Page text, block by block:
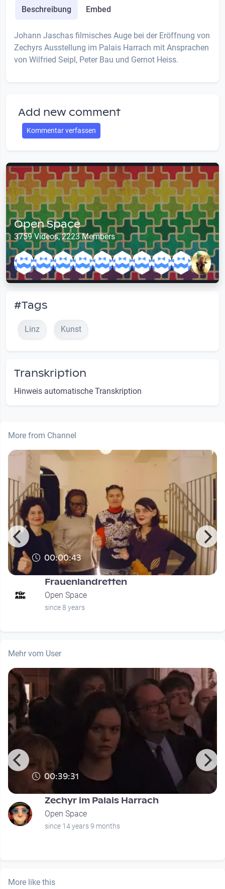
Beschreibung Embed
Johann Jaschas filmisches Auge bei der Eröffnung von
Zechyrs Ausstellung im Palais Harrach mit Ansprachen
von Wilfried Seipl, Peter Bau und Gernot Heiss.
Add new comment
Kommentar verfassen
Open Space
3759 Videos, 2223 Members
#Tags
Linz Kunst
Transkription
Hinweis automatische Transkription
More from Channel
00:00:43
Frauenlandretten
Open Space
since 8 years
Mehr vom User
00:39:31
Zechyr im Palais Harrach
Open Space
since 14 years 9 months
More like this